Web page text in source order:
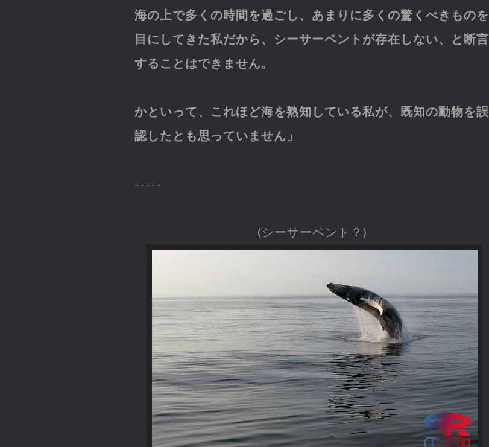
海の上で多くの時間を過ごし、あまりに多くの驚くべきものを
目にしてきた私だから、シーサーペントが存在しない、と断言
することはできません。
かといって、これほど海を熟知している私が、既知の動物を誤
認したとも思っていません」
-----
(シーサーペント？)